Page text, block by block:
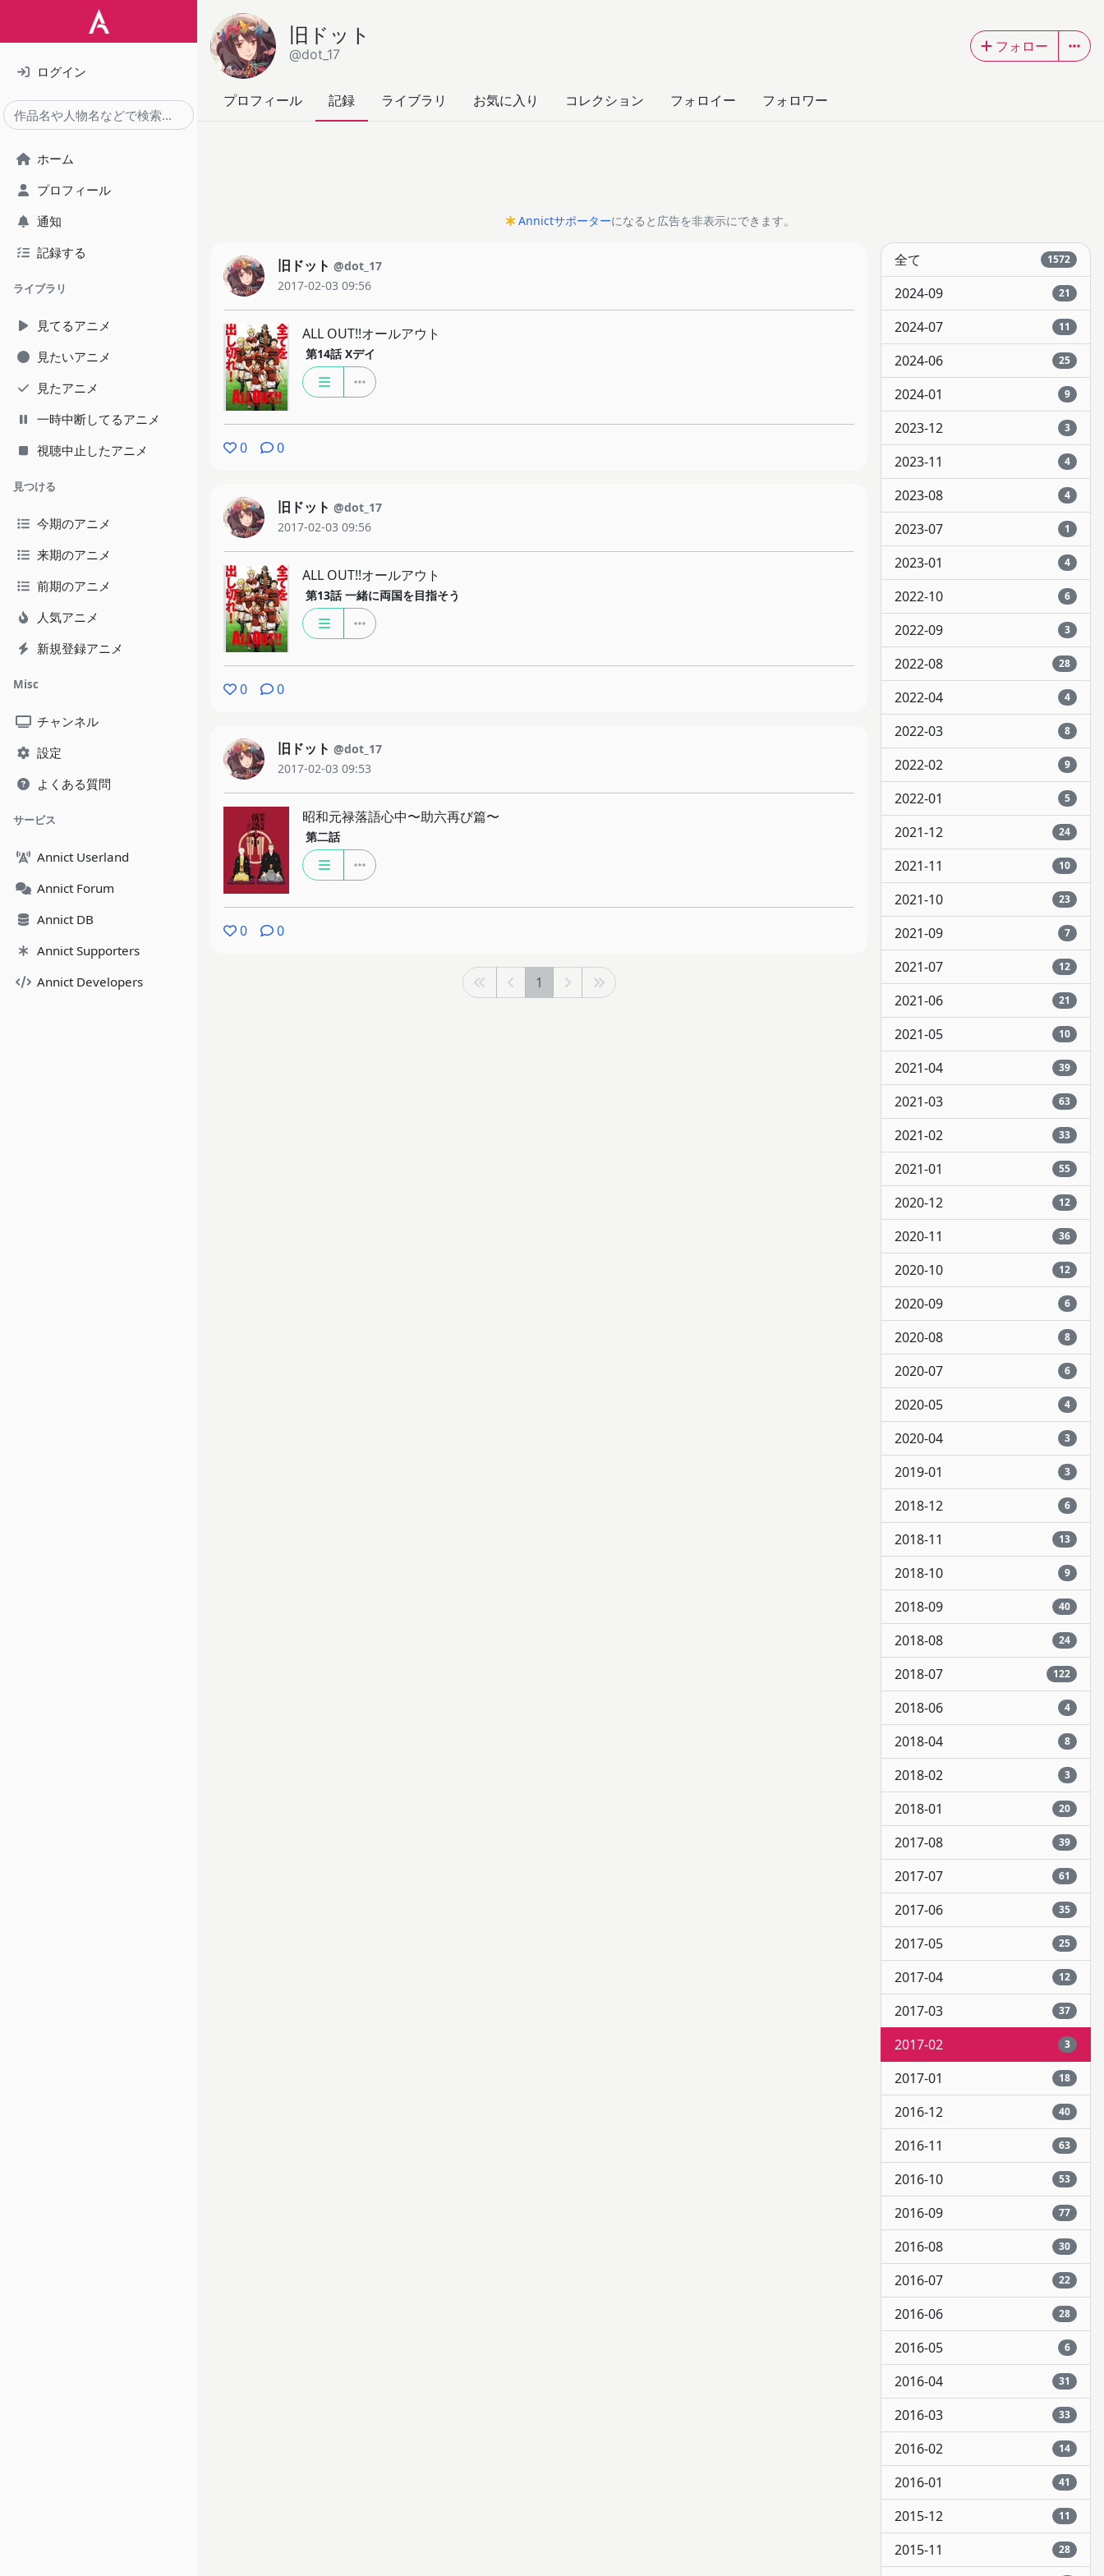
ログイン
ホーム
プロフィール
通知
記録する
ライブラリ
見てるアニメ
見たいアニメ
見たアニメ
一時中断してるアニメ
視聴中止したアニメ
見つける
今期のアニメ
来期のアニメ
前期のアニメ
人気アニメ
新規登録アニメ
Misc
チャンネル
設定
よくある質問
サービス
Annict Userland
Annict Forum
Annict DB
Annict Supporters
Annict Developers
旧ドット
@dot_17 フォロー
プロフィール 記録 ライブラリ お気に入り コレクション フォロイー フォロワー
Annictサポーターになると広告を非表示にできます。
旧ドット @dot_17
2017-02-03 09:56
ALL OUT!!オールアウト
第14話 Xデイ
0 0
旧ドット @dot_17
2017-02-03 09:56
ALL OUT!!オールアウト
第13話 一緒に両国を目指そう
0 0
旧ドット @dot_17
2017-02-03 09:53
昭和元禄落語心中〜助六再び篇〜
第二話
0 0
1
全て 1572
2024-09 21
2024-07 11
2024-06 25
2024-01 9
2023-12 3
2023-11 4
2023-08 4
2023-07 1
2023-01 4
2022-10 6
2022-09 3
2022-08 28
2022-04 4
2022-03 8
2022-02 9
2022-01 5
2021-12 24
2021-11 10
2021-10 23
2021-09 7
2021-07 12
2021-06 21
2021-05 10
2021-04 39
2021-03 63
2021-02 33
2021-01 55
2020-12 12
2020-11 36
2020-10 12
2020-09 6
2020-08 8
2020-07 6
2020-05 4
2020-04 3
2019-01 3
2018-12 6
2018-11 13
2018-10 9
2018-09 40
2018-08 24
2018-07 122
2018-06 4
2018-04 8
2018-02 3
2018-01 20
2017-08 39
2017-07 61
2017-06 35
2017-05 25
2017-04 12
2017-03 37
2017-02 3
2017-01 18
2016-12 40
2016-11 63
2016-10 53
2016-09 77
2016-08 30
2016-07 22
2016-06 28
2016-05 6
2016-04 31
2016-03 33
2016-02 14
2016-01 41
2015-12 11
2015-11 28